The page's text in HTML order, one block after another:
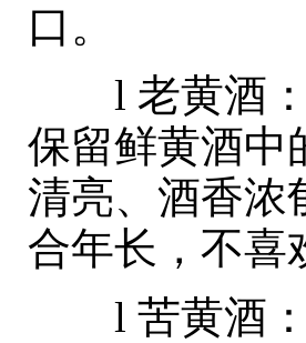
口。
l 老黄酒：
保留鲜黄酒中
清亮、酒香浓
合年长，不喜
l 苦黄酒：